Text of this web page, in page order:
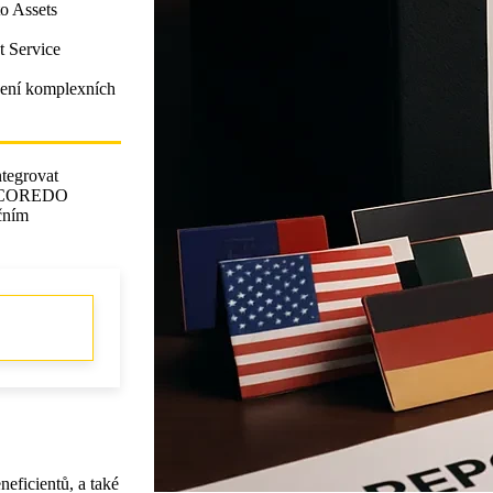
Assets
Service
komplexních
a také